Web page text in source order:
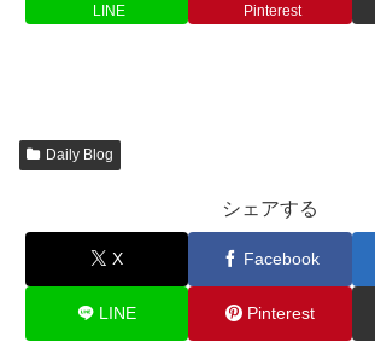
LINE Pinterest
Daily Blog
シェアする
X Facebook
LINE Pinterest